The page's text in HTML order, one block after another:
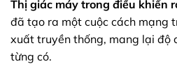
Thị giác máy trong điều khiển
đã tạo ra một cuộc cách mạng
xuất truyền thống, mang lại độ
từng có.